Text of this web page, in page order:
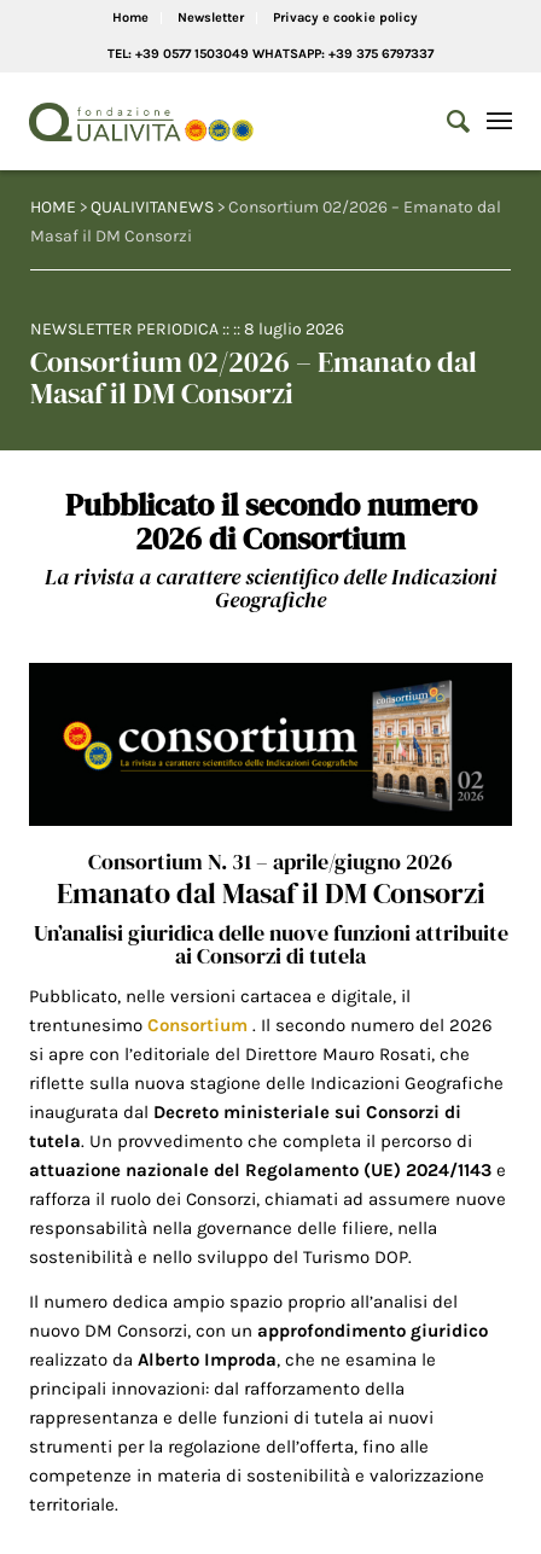
Home Newsletter Privacy e cookie policy
TEL: +39 0577 1503049 WHATSAPP: +39 375 6797337
HOME >QUALIVITANEWS > Consortium 02/2026 – Emanato dal
Masaf il DM Consorzi
NEWSLETTER PERIODICA :: ::8 luglio 2026
Consortium 02/2026 – Emanato dal
Masaf il DM Consorzi
Pubblicato il secondo numero
2026 di Consortium
La rivista a carattere scientifico delle Indicazioni
Geografiche
Consortium N. 31 – aprile/giugno 2026
Emanato dal Masaf il DM Consorzi
Un’analisi giuridica delle nuove funzioni attribuite
ai Consorzi di tutela
Pubblicato, nelle versioni cartacea e digitale, il
trentunesimoConsortium . Il secondo numero del 2026
si apre con l’editoriale del Direttore Mauro Rosati, che
riflette sulla nuova stagione delle Indicazioni Geografiche
inaugurata dal Decreto ministeriale sui Consorzi di
tutela. Un provvedimento che completa il percorso di
attuazione nazionale del Regolamento (UE) 2024/1143 e
rafforza il ruolo dei Consorzi, chiamati ad assumere nuove
responsabilità nella governance delle filiere, nella
sostenibilità e nello sviluppo del Turismo DOP.
Il numero dedica ampio spazio proprio all’analisi del
nuovo DM Consorzi, con unapprofondimento giuridico
realizzato da Alberto Improda, che ne esamina le
principali innovazioni: dal rafforzamento della
rappresentanza e delle funzioni di tutela ai nuovi
strumenti per la regolazione dell’offerta, fino alle
competenze in materia di sostenibilità e valorizzazione
territoriale.